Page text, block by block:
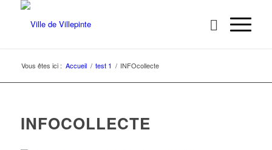
Vous êtes ici : Accueil / test 1 / INFOcollecte
INFOCOLLECTE